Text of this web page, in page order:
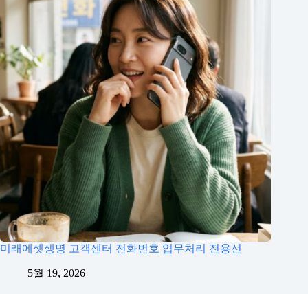
미래에셋생명 고객센터 전화번호 업무처리 전용선
5월 19, 2026